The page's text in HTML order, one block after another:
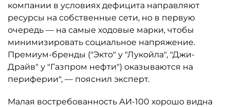
компании в условиях дефицита направляют
ресурсы на собственные сети, но в первую
очередь — на самые ходовые марки, чтобы
минимизировать социальное напряжение.
Премиум-бренды ("Экто" у "Лукойла", "Джи-
Драйв" у "Газпром нефти") оказываются на
периферии", — пояснил эксперт.
Малая востребованность АИ-100 хорошо видна